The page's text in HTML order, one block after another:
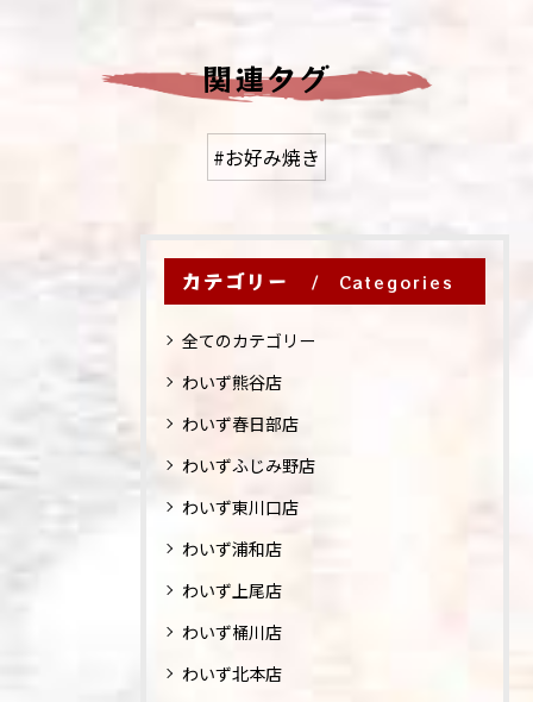
関連タグ
#お好み焼き
カテゴリー Categories
全てのカテゴリー
わいず熊谷店
わいず春日部店
わいずふじみ野店
わいず東川口店
わいず浦和店
わいず上尾店
わいず桶川店
わいず北本店